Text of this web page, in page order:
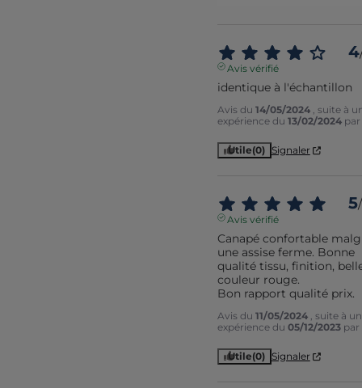
4
Avis vérifié
identique à l'échantillon
Avis du 14/05/2024 , suite à
expérience du 13/02/2024 par
Utile(0) Signaler
5/
Avis vérifié
Canapé confortable
une assise ferme. Bonne
qualité tissu, finition,
couleur rouge.
Bon rapport qualité prix.
Avis du 11/05/2024 , suite à
expérience du 05/12/2023 par
Utile(0) Signaler